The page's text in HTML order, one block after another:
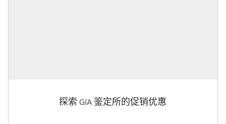
探索 GIA 鉴定所的促销优惠